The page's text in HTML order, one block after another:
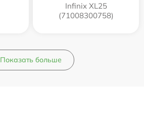
Infinix XL25
(71008300758)
Показать больше